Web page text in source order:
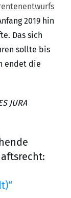
2019 hin
Das sich
sollte bis
endet die
JURA